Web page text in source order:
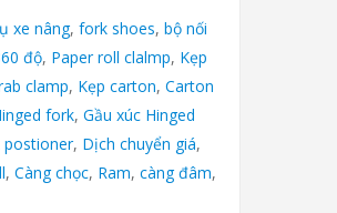
xe nâng, fork shoes, bộ nối
độ, Paper roll clalmp, Kẹp
clamp, Kẹp carton, Carton
fork, Gầu xúc Hinged
postioner, Dịch chuyển giá,
, Càng chọc, Ram, càng đâm,